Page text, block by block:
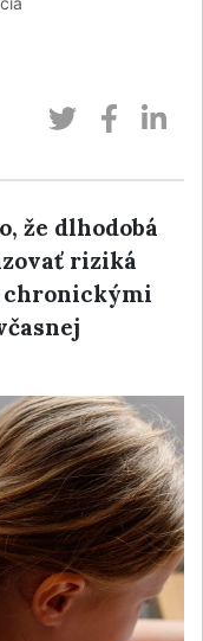
že dlhodobá
riziká
chronickými